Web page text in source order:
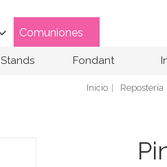
Comuniones
Fondant
Inicio Repostería